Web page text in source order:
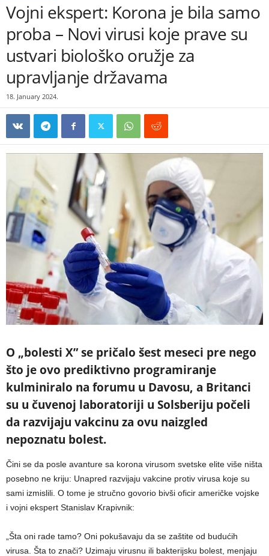
Vojni ekspert: Korona je bila samo
proba – Novi virusi koje prave su
ustvari biološko oružje za
upravljanje državama
18. January 2024.
O „bolesti X” se pričalo šest meseci pre nego
što je ovo prediktivno programiranje
kulminiralo na forumu u Davosu, a Britanci
su u čuvenoj laboratoriji u Solsberiju počeli
da razvijaju vakcinu za ovu naizgled
nepoznatu bolest.
Čini se da posle avanture sa korona virusom svetske elite više ništa
posebno ne kriju: Unapred razvijaju vakcine protiv virusa koje su
sami izmislili. O tome je stručno govorio bivši oficir američke vojske
i vojni ekspert Stanislav Krapivnik:
„Šta oni rade tamo? Oni pokušavaju da se zaštite od budućih
virusa. Šta to znači? Uzimaju virusnu ili bakterijsku bolest, menjaju